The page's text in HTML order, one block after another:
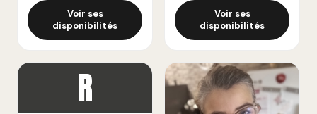
Voir ses
disponibilités
Voir ses
disponibilités
R